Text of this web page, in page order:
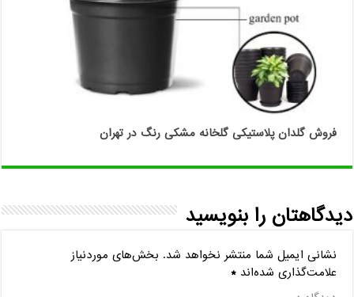
فروش گلدان پلاستیکی گلخانه مشکی رنگ در تهران
دیدگاهتان را بنویسید
نشانی ایمیل شما منتشر نخواهد شد. بخش‌های موردنیاز
علامت‌گذاری شده‌اند*